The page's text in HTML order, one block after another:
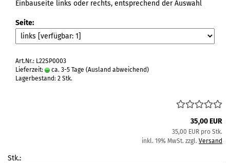
Einbauseite links oder rechts, entsprechend der Auswahl
Seite:
Art.Nr.: L22SP0003
Lieferzeit:
ca. 3-5 Tage (Ausland abweichend)
Lagerbestand: 2 Stk.
35,00 EUR
35,00 EUR pro Stk.
inkl. 19% MwSt. zzgl. Versand
Stk.: